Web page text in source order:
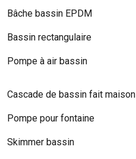
Bâche bassin EPDM
Bassin rectangulaire
Pompe à air bassin
Cascade de bassin fait maison
Pompe pour fontaine
Skimmer bassin